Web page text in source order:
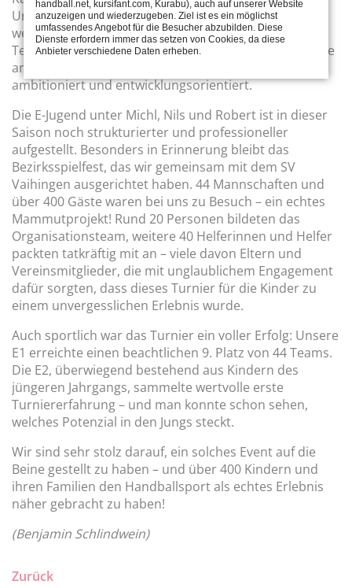
Unsere Trainer Kaan, Vincent, Oskar B. und Jannik
werden dabei tatkräftig von Murat unterstützt. Beide
Teams treten in der Bezirksoberliga bzw. Bezirksklasse
an – mit unterschiedlichen Schwerpunkten:
ambitioniert und entwicklungsorientiert.
Die E-Jugend unter Michl, Nils und Robert ist in dieser
Saison noch strukturierter und professioneller
aufgestellt. Besonders in Erinnerung bleibt das
Bezirksspielfest, das wir gemeinsam mit dem SV
Vaihingen ausgerichtet haben. 44 Mannschaften und
über 400 Gäste waren bei uns zu Besuch – ein echtes
Mammutprojekt! Rund 20 Personen bildeten das
Organisationsteam, weitere 40 Helferinnen und Helfer
packten tatkräftig mit an – viele davon Eltern und
Vereinsmitglieder, die mit unglaublichem Engagement
dafür sorgten, dass dieses Turnier für die Kinder zu
einem unvergesslichen Erlebnis wurde.
Auch sportlich war das Turnier ein voller Erfolg: Unsere
E1 erreichte einen beachtlichen 9. Platz von 44 Teams.
Die E2, überwiegend bestehend aus Kindern des
jüngeren Jahrgangs, sammelte wertvolle erste
Turniererfahrung – und man konnte schon sehen,
welches Potenzial in den Jungs steckt.
Wir sind sehr stolz darauf, ein solches Event auf die
Beine gestellt zu haben – und über 400 Kindern und
ihren Familien den Handballsport als echtes Erlebnis
näher gebracht zu haben!
(Benjamin Schlindwein)
Zurück
handball.net, kursifant.com, Kurabu), auch auf unserer Website
anzuzeigen und wiederzugeben. Ziel ist es ein möglichst
umfassendes Angebot für die Besucher abzubilden. Diese
Dienste erfordern immer das setzen von Cookies, da diese
Anbieter verschiedene Daten erheben.